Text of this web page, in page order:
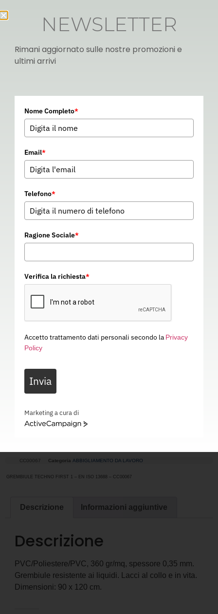
GREMBIULE TECHNO FIRST
CC00067 Categoria ABBIGLIAMENTO DA LAVORO
GREMBIULE TECHNO FIRST 1 – EN ISO 13688 – CC00067
Descrizione Informazioni aggiuntive
Descrizione
PVC/Poliestere/PVC, 360 gr/mq, spessore 0,35 mm.
Grembiule resistente ai liquidi. Lacci al collo e in vita.
Dimensioni: 90 x 120 cm.
NEWSLETTER
Rimani aggiornato sulle nostre promozioni e
ultimi arrivi
Nome Completo*
Email*
Telefono*
Ragione Sociale*
Verifica la richiesta*
Accetto trattamento dati personali secondo la Privacy
Policy
Invia
Marketing a cura di
ActiveCampaign